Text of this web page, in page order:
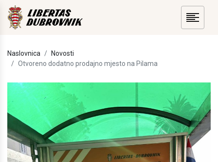
Naslovnica
Novosti
Otvoreno dodatno prodajno mjesto na Pilama